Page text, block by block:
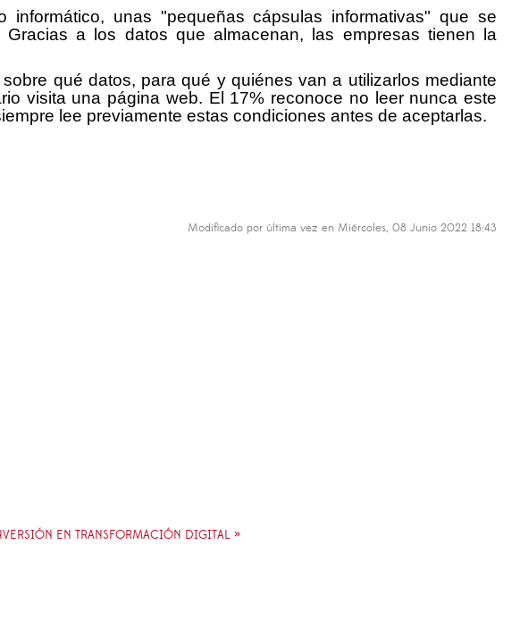
unas "pequeñas cápsulas informativas" que se
a los datos que almacenan, las empresas tienen la
qué datos, para qué y quiénes van a utilizarlos mediante
visita una página web. El 17% reconoce no leer nunca este
lee previamente estas condiciones antes de aceptarlas.
Modificado por última vez en Miércoles, 08 Junio 2022 18:43
EN TRANSFORMACIÓN DIGITAL »